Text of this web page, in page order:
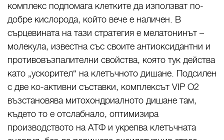
комплекс подпомага клетките да използват по-
добре кислорода, който вече е наличен. В
сърцевината на тази стратегия е мелатонинът –
молекула, известна със своите антиоксидантни и
противовъзпалителни свойства, която тук действа
като „ускорител“ на клетъчното дишане. Подсилен
с две ко-активни съставки, комплексът VIP O2
възстановява митохондриалното дишане там,
където то е отслабнало, оптимизира
производството на АТФ и укрепва клетъчната